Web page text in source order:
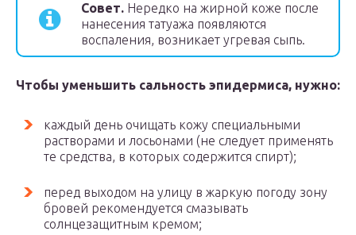
Совет. Нередко на жирной коже после
нанесения татуажа появляются
воспаления, возникает угревая сыпь.
Чтобы уменьшить сальность эпидермиса, нужно:
каждый день очищать кожу специальными
растворами и лосьонами (не следует применять
те средства, в которых содержится спирт);
перед выходом на улицу в жаркую погоду зону
бровей рекомендуется смазывать
солнцезащитным кремом;